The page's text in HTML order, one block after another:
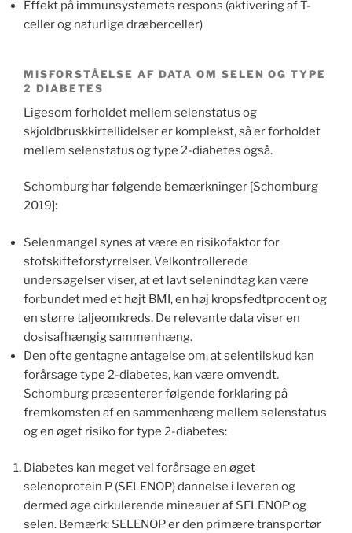
Effekt på immunsystemets respons (aktivering af T-
celler og naturlige dræberceller)
MISFORSTÅELSE AF DATA OM SELEN OG TYPE
2 DIABETES
Ligesom forholdet mellem selenstatus og
skjoldbruskkirtellidelser er komplekst, så er forholdet
mellem selenstatus og type 2-diabetes også.
Schomburg har følgende bemærkninger [Schomburg
2019]:
Selenmangel synes at være en risikofaktor for
stofskifteforstyrrelser. Velkontrollerede
undersøgelser viser, at et lavt selenindtag kan være
forbundet med et højt BMI, en høj kropsfedtprocent og
en større taljeomkreds. De relevante data viser en
dosisafhængig sammenhæng.
Den ofte gentagne antagelse om, at selentilskud kan
forårsage type 2-diabetes, kan være omvendt.
Schomburg præsenterer følgende forklaring på
fremkomsten af en sammenhæng mellem selenstatus
og en øget risiko for type 2-diabetes:
Diabetes kan meget vel forårsage en øget
selenoprotein P (SELENOP) dannelse i leveren og
dermed øge cirkulerende mineauer af SELENOP og
selen. Bemærk: SELENOP er den primære transportør